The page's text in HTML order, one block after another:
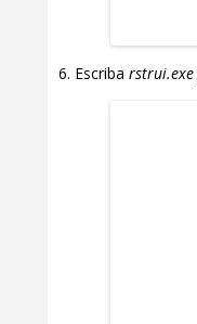
Escriba rstrui.exe